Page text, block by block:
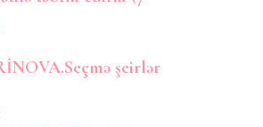
şeirlər